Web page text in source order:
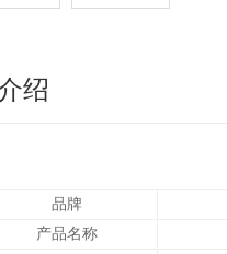
绍
品牌
产品名称